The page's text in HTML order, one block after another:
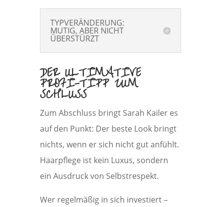
TYPVERÄNDERUNG:
MUTIG, ABER NICHT
ÜBERSTÜRZT
DER ULTIMATIVE
PROFI-TIPP ZUM
SCHLUSS
Zum Abschluss bringt Sarah Kailer es
auf den Punkt: Der beste Look bringt
nichts, wenn er sich nicht gut anfühlt.
Haarpflege ist kein Luxus, sondern
ein Ausdruck von Selbstrespekt.
Wer regelmäßig in sich investiert –